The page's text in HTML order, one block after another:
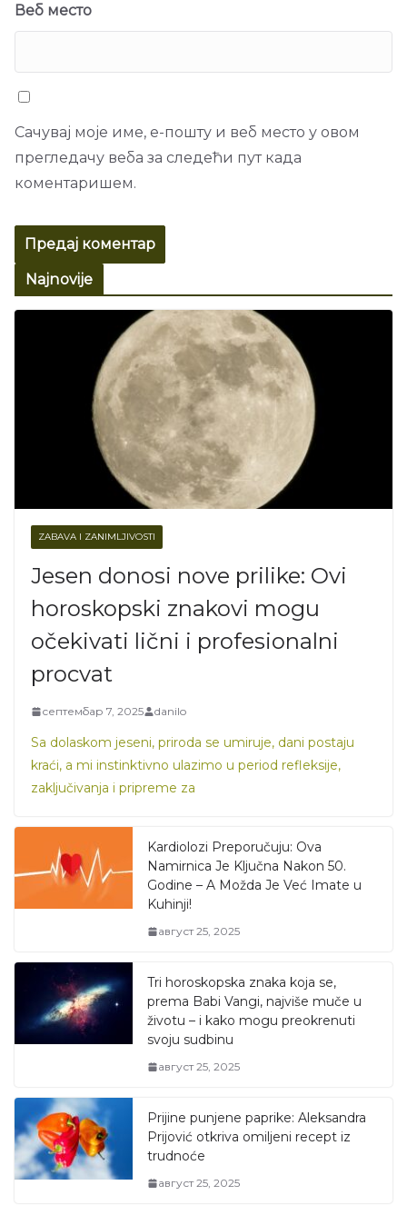
Веб место
Сачувај моје име, е-пошту и веб место у овом
прегледачу веба за следећи пут када
коментаришем.
Najnovije
ZABAVA I ZANIMLJIVOSTI
Jesen donosi nove prilike: Ovi
horoskopski znakovi mogu
očekivati lični i profesionalni
procvat
септембар 7, 2025 danilo
Sa dolaskom jeseni, priroda se umiruje, dani postaju
kraći, a mi instinktivno ulazimo u period refleksije,
zaključivanja i pripreme za
Kardiolozi Preporučuju: Ova
Namirnica Je Ključna Nakon 50.
Godine – A Možda Je Već Imate u
Kuhinji!
август 25, 2025
Tri horoskopska znaka koja se,
prema Babi Vangi, najviše muče u
životu – i kako mogu preokrenuti
svoju sudbinu
август 25, 2025
Prijine punjene paprike: Aleksandra
Prijović otkriva omiljeni recept iz
trudnoće
август 25, 2025